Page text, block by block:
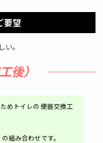
要望
。
後）
めトイレの 便器交換工
組み合わせです。